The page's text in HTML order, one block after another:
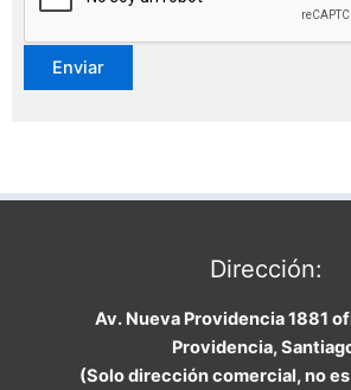
Dirección:
Av. Nueva Providencia 1881
Providencia,
(Solo dirección comercial, no